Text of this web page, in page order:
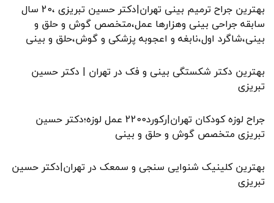
بهترین جراح ترمیم بینی تهران|دکتر حسین تبریزی ،20 سال
سابقه جراحی بینی وهزارها عمل،متخصص گوش و حلق و
بینی،شاگرد اول،نابغه و اعجوبه پزشکی و گوش،حلق و بینی
بهترین دکتر شکستگی بینی و فک در تهران | دکتر حسین
تبریزی
جراح لوزه کودکان تهران|رکورد2200 عمل لوزه؛دکتر حسین
تبریزی متخصص گوش و حلق و بینی
بهترین کلینیک شنوایی سنجی و سمعک در تهران|دکتر حسین
تبریزی